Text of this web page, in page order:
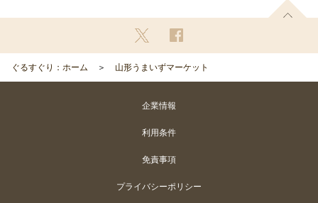
ぐるすぐり：ホーム 山形うまいずマーケット
企業情報
利用条件
免責事項
プライバシーポリシー